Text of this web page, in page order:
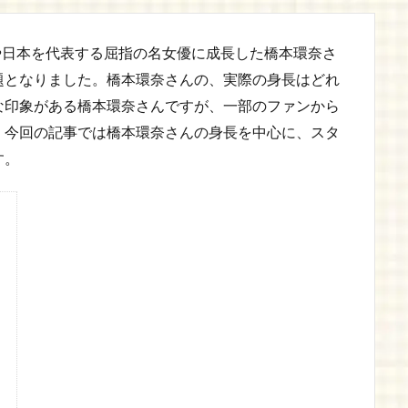
本を代表する屈指の名女優に成長した橋本環奈さ
となりました。橋本環奈さんの、実際の身長はどれ
象がある橋本環奈さんですが、一部のファンから
回の記事では橋本環奈さんの身長を中心に、スタ